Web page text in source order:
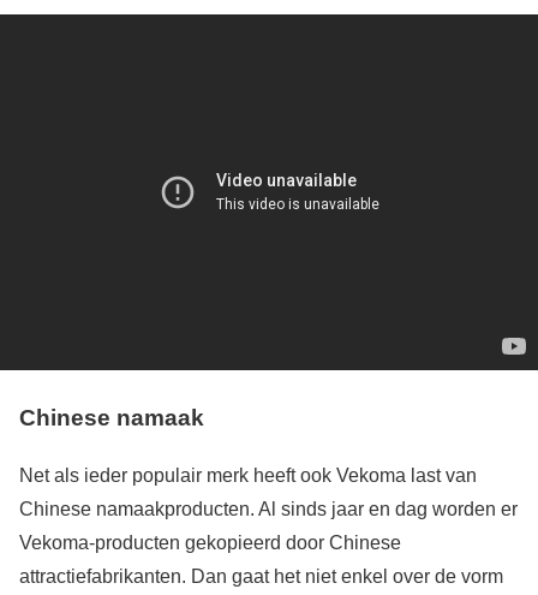
Chinese namaak
Net als ieder populair merk heeft ook Vekoma last van
Chinese namaakproducten. Al sinds jaar en dag worden er
Vekoma-producten gekopieerd door Chinese
attractiefabrikanten. Dan gaat het niet enkel over de vorm